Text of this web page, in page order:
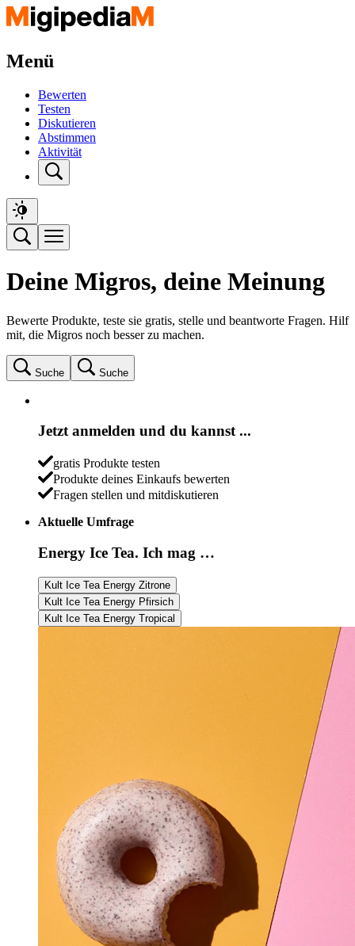
Menü
Bewerten
Testen
Diskutieren
Abstimmen
Aktivität
Deine Migros, deine Meinung
Bewerte Produkte, teste sie gratis, stelle und beantworte Fragen. Hilf
mit, die Migros noch besser zu machen.
Suche Suche
Jetzt anmelden und du kannst ...
gratis Produkte testen
Produkte deines Einkaufs bewerten
Fragen stellen und mitdiskutieren
Aktuelle Umfrage
Energy Ice Tea. Ich mag …
Kult Ice Tea Energy Zitrone
Kult Ice Tea Energy Pfirsich
Kult Ice Tea Energy Tropical